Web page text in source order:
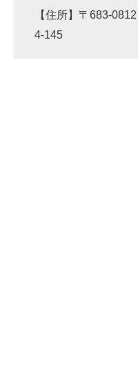
【住所】〒683-
4-145